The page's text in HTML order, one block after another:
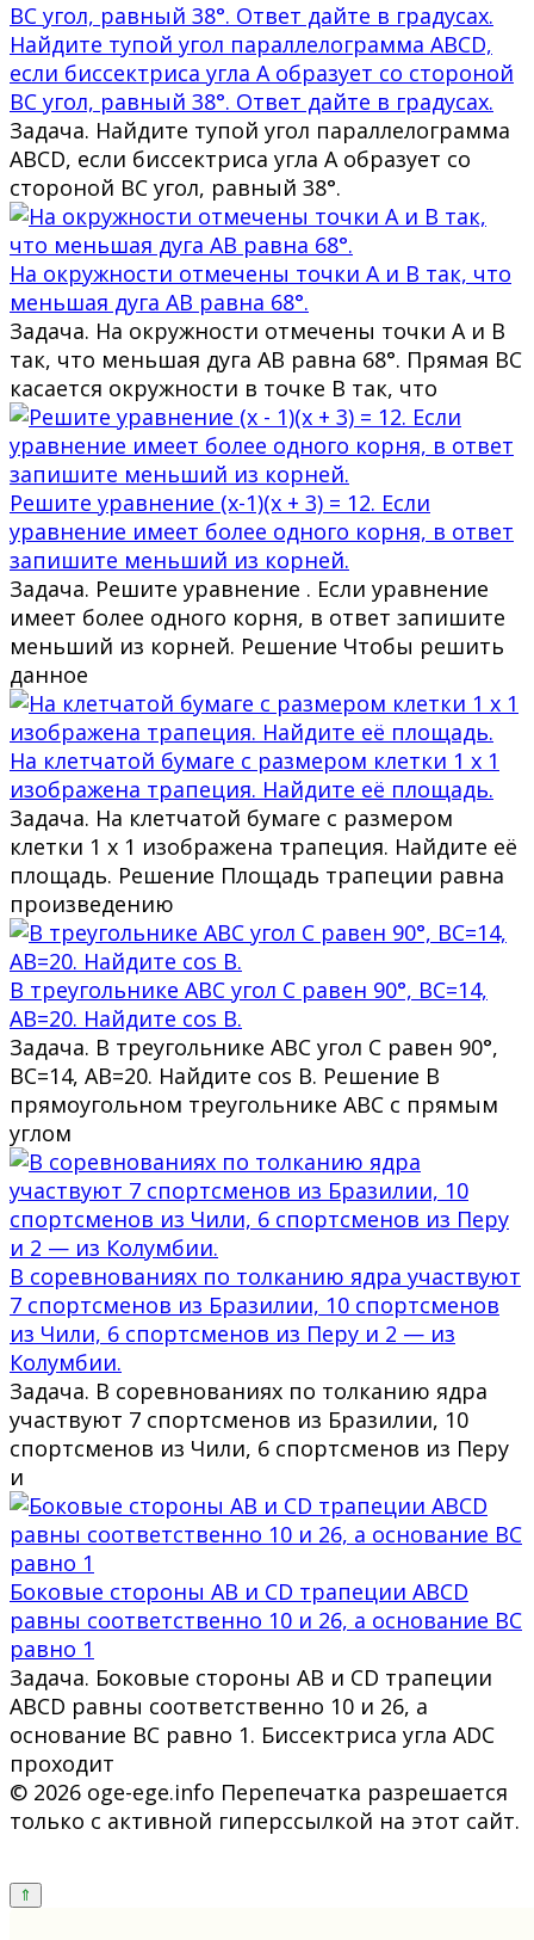
Найдите тупой угол параллелограмма ABCD,
если биссектриса угла A образует со стороной
BC угол, равный 38°. Ответ дайте в градусах.
Задача. Найдите тупой угол параллелограмма
ABCD, если биссектриса угла A образует со
стороной BC угол, равный 38°.
На окружности отмечены точки A и B так, что
меньшая дуга AB равна 68°.
Задача. На окружности отмечены точки A и B
так, что меньшая дуга AB равна 68°. Прямая BC
касается окружности в точке B так, что
Решите уравнение (x-1)(x + 3) = 12. Если
уравнение имеет более одного корня, в ответ
запишите меньший из корней.
Задача. Решите уравнение . Если уравнение
имеет более одного корня, в ответ запишите
меньший из корней. Решение Чтобы решить
данное
На клетчатой бумаге с размером клетки 1 х 1
изображена трапеция. Найдите её площадь.
Задача. На клетчатой бумаге с размером
клетки 1 х 1 изображена трапеция. Найдите её
площадь. Решение Площадь трапеции равна
произведению
В треугольнике ABC угол C равен 90°, BC=14,
AB=20. Найдите cos B.
Задача. В треугольнике ABC угол C равен 90°,
BC=14, AB=20. Найдите cos B. Решение В
прямоугольном треугольнике ABC с прямым
углом
В соревнованиях по толканию ядра участвуют
7 спортсменов из Бразилии, 10 спортсменов
из Чили, 6 спортсменов из Перу и 2 — из
Колумбии.
Задача. В соревнованиях по толканию ядра
участвуют 7 спортсменов из Бразилии, 10
спортсменов из Чили, 6 спортсменов из Перу
и
Боковые стороны AB и CD трапеции ABCD
равны соответственно 10 и 26, а основание BC
равно 1
Задача. Боковые стороны AB и CD трапеции
ABCD равны соответственно 10 и 26, а
основание BC равно 1. Биссектриса угла ADC
проходит
© 2026 oge-ege.info Перепечатка разрешается
только с активной гиперссылкой на этот сайт.